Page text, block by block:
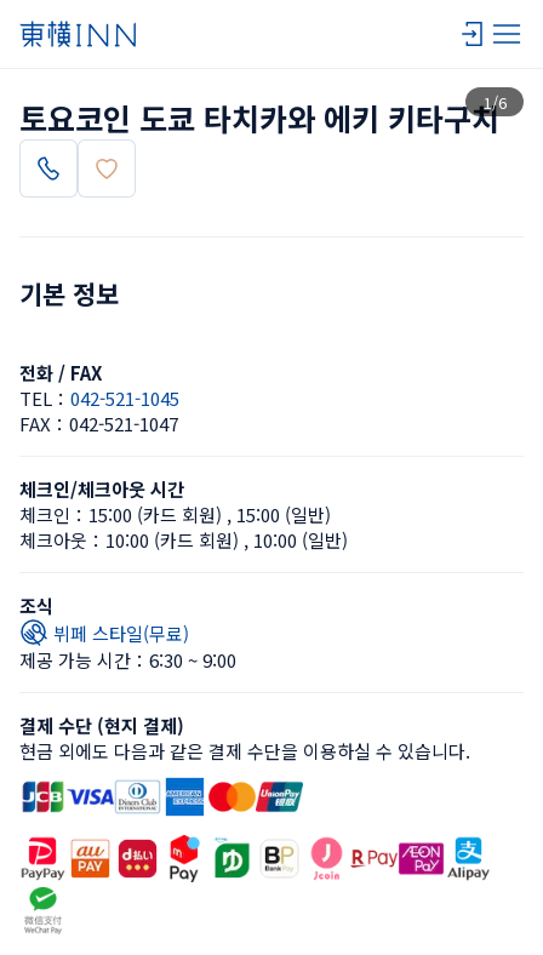
1/6
목록 보기
토요코인 도쿄 타치카와 에키 키타구치
기본 정보
전화 / FAX
TEL： 042-521-1045
FAX： 042-521-1047
체크인/체크아웃 시간
체크인： 15:00 (카드 회원) , 15:00 (일반)
체크아웃： 10:00 (카드 회원) , 10:00 (일반)
조식
뷔페 스타일(무료)
제공 가능 시간：6:30 ~ 9:00
결제 수단 (현지 결제)
현금 외에도 다음과 같은 결제 수단을 이용하실 수 있습니다.